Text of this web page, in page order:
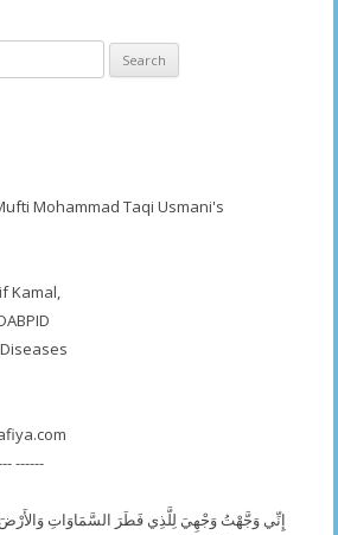
Mohammad Taqi Usmani's
Kamal,
------
إِنِّي وَجَّهْتُ وَجْهِيَ لِلَّذِي فَطَرَ السَّمَاوَاتِ وَالأَرْضَ